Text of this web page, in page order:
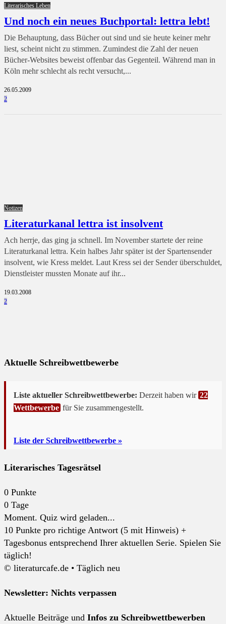
Literarisches Leben
Und noch ein neues Buchportal: lettra lebt!
Die Behauptung, dass Bücher out sind und sie heute keiner mehr
liest, scheint nicht zu stimmen. Zumindest die Zahl der neuen
Bücher-Websites beweist offenbar das Gegenteil. Während man in
Köln mehr schlecht als recht versucht,...
26.05.2009
2
Notizen
Literaturkanal lettra ist insolvent
Ach herrje, das ging ja schnell. Im November startete der reine
Literaturkanal lettra. Kein halbes Jahr später ist der Spartensender
insolvent, wie Kress meldet. Laut Kress sei der Sender überschuldet,
Dienstleister mussten Monate auf ihr...
19.03.2008
2
Aktuelle Schreibwettbewerbe
Liste aktueller Schreibwettbewerbe: Derzeit haben wir 22
Wettbewerbe für Sie zusammengestellt.
Liste der Schreibwettbewerbe »
Literarisches Tagesrätsel
0 Punkte
0 Tage
Moment. Quiz wird geladen...
10 Punkte pro richtige Antwort (5 mit Hinweis) +
Tagesbonus entsprechend Ihrer aktuellen Serie. Spielen Sie
täglich!
© literaturcafe.de • Täglich neu
Newsletter: Nichts verpassen
Aktuelle Beiträge und Infos zu Schreibwettbewerben